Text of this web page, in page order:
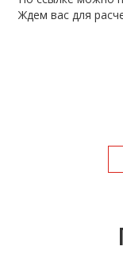
Ждем вас для
отправка
proektirovanie-